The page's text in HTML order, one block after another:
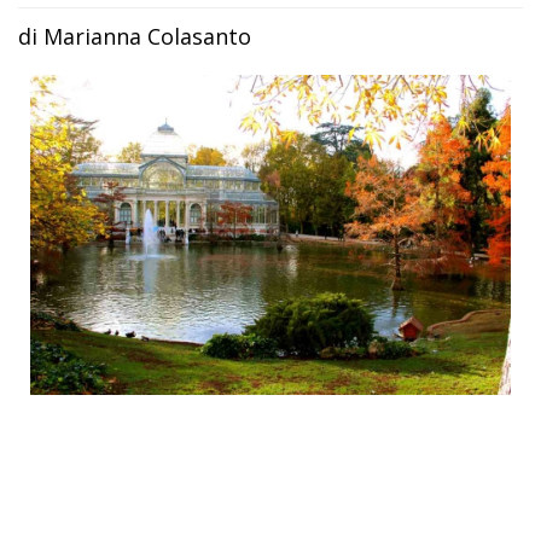
di Marianna Colasanto